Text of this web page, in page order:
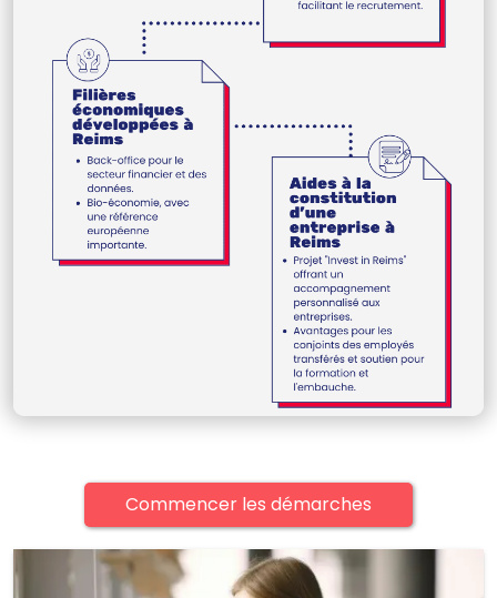
Commencer les démarches